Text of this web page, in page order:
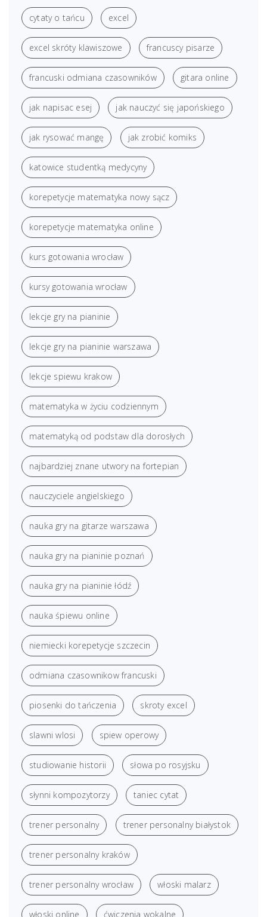
cytaty o tańcu excel
excel skróty klawiszowe francuscy pisarze
francuski odmiana czasowników gitara online
jak napisac esej jak nauczyć się japońskiego
jak rysować mangę jak zrobić komiks
katowice studentką medycyny
korepetycje matematyka nowy sącz
korepetycje matematyka online
kurs gotowania wrocław
kursy gotowania wrocław
lekcje gry na pianinie
lekcje gry na pianinie warszawa
lekcje spiewu krakow
matematyka w życiu codziennym
matematyką od podstaw dla dorosłych
najbardziej znane utwory na fortepian
nauczyciele angielskiego
nauka gry na gitarze warszawa
nauka gry na pianinie poznań
nauka gry na pianinie łódź
nauka śpiewu online
niemiecki korepetycje szczecin
odmiana czasownikow francuski
piosenki do tańczenia skroty excel
slawni wlosi spiew operowy
studiowanie historii słowa po rosyjsku
słynni kompozytorzy taniec cytat
trener personalny trener personalny białystok
trener personalny kraków
trener personalny wrocław włoski malarz
włoski online ćwiczenia wokalne